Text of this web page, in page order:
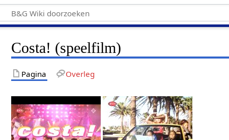
Costa! (speelfilm)
Pagina Overleg